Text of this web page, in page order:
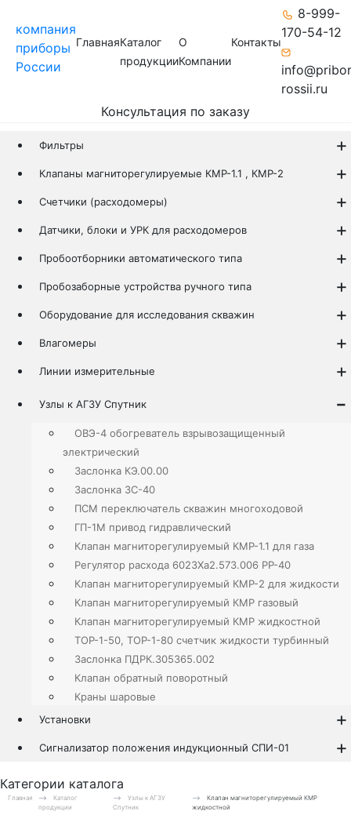
компания
приборы
России
ГлавнаяКаталог
продукции
О
Компании
Контакты
8-999-
170-54-12
rossii.ru
Консультация по заказу
Фильтры
Клапаны магниторегулируемые КМР-1.1 , КМР-2
Счетчики (расходомеры)
Датчики, блоки и УРК для расходомеров
Пробоотборники автоматического типа
Пробозаборные устройства ручного типа
Оборудование для исследования скважин
Влагомеры
Линии измерительные
Узлы к АГЗУ Спутник
ОВЭ-4 обогреватель взрывозащищенный
электрический
Заслонка КЭ.00.00
Заслонка ЗС-40
ПСМ переключатель скважин многоходовой
ГП-1М привод гидравлический̆
Клапан магниторегулируемый КМР-1.1 для газа
Регулятор расхода 6023Ха2.573.006 РР-40
Клапан магниторегулируемый КМР-2 для жидкости
Клапан магниторегулируемый КМР газовый
Клапан магниторегулируемый КМР жидкостной
ТОР-1-50, ТОР-1-80 счетчик жидкости турбинный
Заслонка ПДРК.305365.002
Клапан обратный поворотный
Краны шаровые
Установки
Сигнализатор положения индукционный СПИ-01
Категории каталога
Главная
Каталог
продукции
Узлы к АГЗУ
Спутник
Клапан магниторегулируемый КМР
жидкостной